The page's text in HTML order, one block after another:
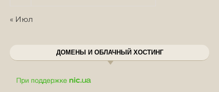
« Июл
ДОМЕНЫ И ОБЛАЧНЫЙ ХОСТИНГ